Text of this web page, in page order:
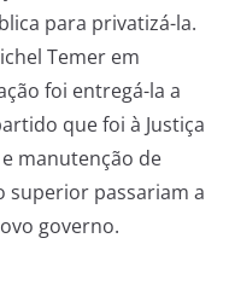
para privatizá-la.
Temer em
foi entregá-la a
que foi à Justiça
manutenção de
superior passariam a
governo.